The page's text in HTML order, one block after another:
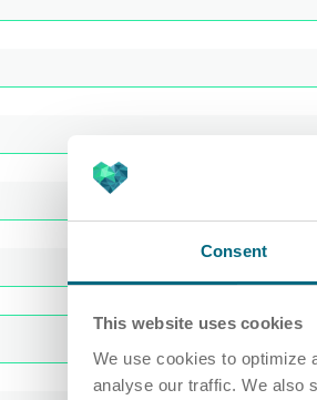
Consent
This website uses cookies
We use cookies to optimize
analyse our traffic. We also